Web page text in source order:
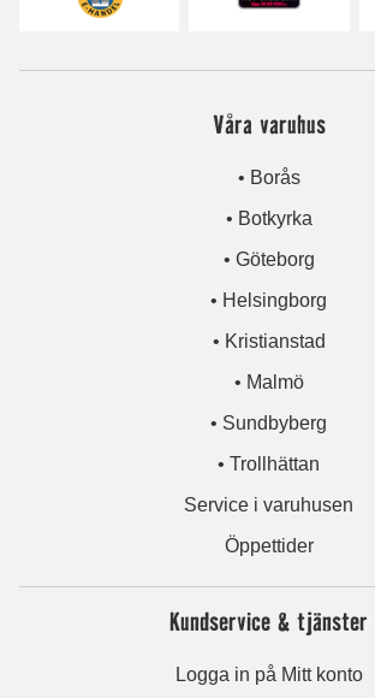
Våra varuhus
• Borås
• Botkyrka
• Göteborg
• Helsingborg
• Kristianstad
• Malmö
• Sundbyberg
• Trollhättan
Service i varuhusen
Öppettider
Kundservice & tjänster
Logga in på Mitt konto